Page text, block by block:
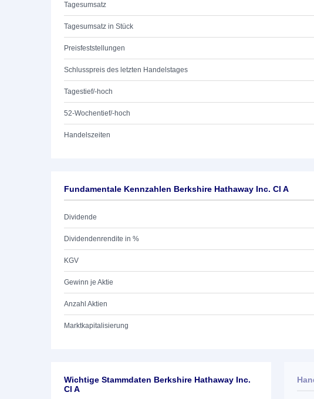
Tagesumsatz
Tagesumsatz in Stück
Preisfeststellungen
Schlusspreis des letzten Handelstages
Tagestief/-hoch
52-Wochentief/-hoch
Handelszeiten
Fundamentale Kennzahlen Berkshire Hathaway Inc. Cl A
Dividende
Dividendenrendite in %
KGV
Gewinn je Aktie
Anzahl Aktien
Marktkapitalisierung
Wichtige Stammdaten Berkshire Hathaway Inc.
Cl A